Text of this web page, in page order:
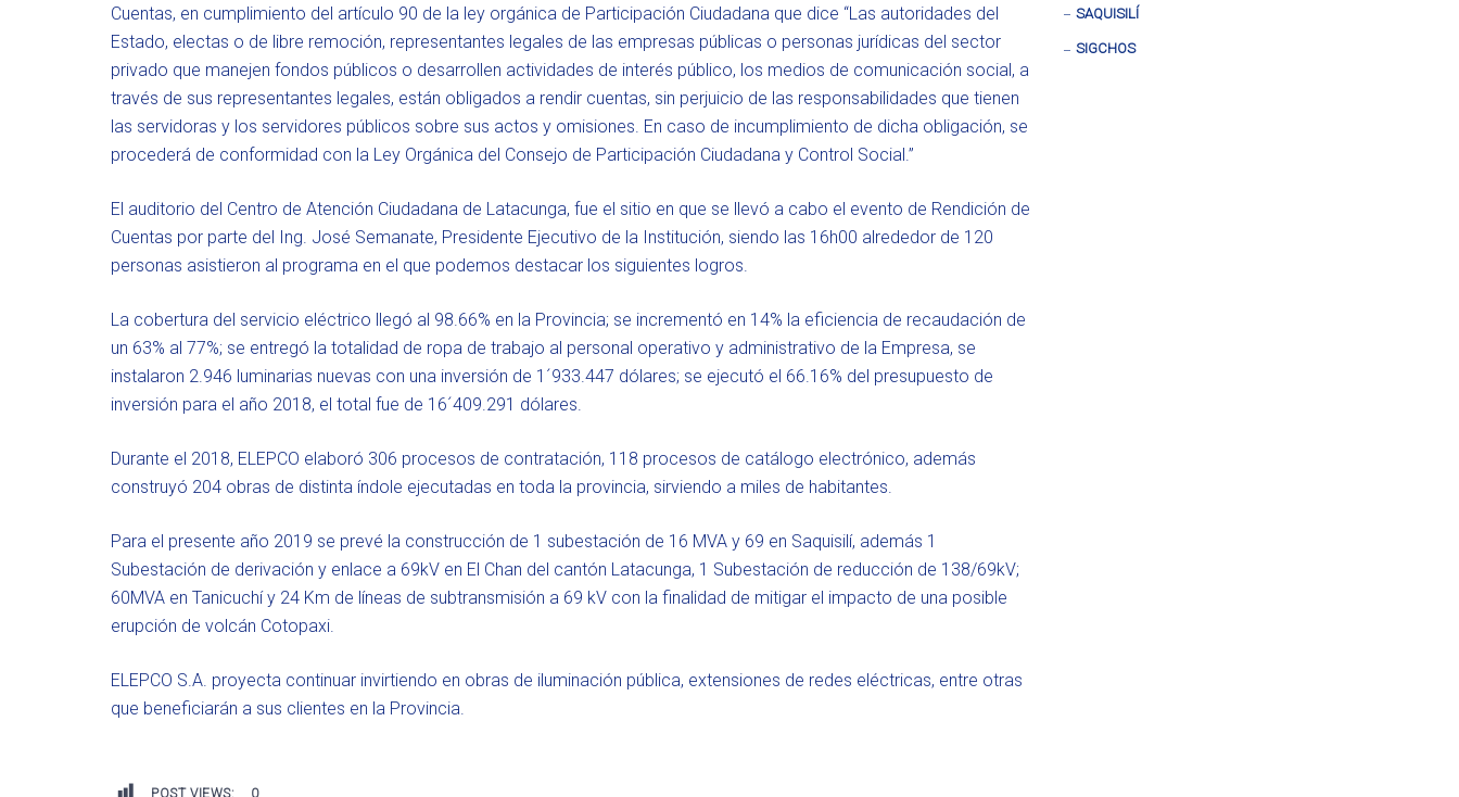
Cuentas, en cumplimiento del artículo 90 de la ley orgánica de Participación Ciudadana que dice “Las autoridades del
Estado, electas o de libre remoción, representantes legales de las empresas públicas o personas jurídicas del sector
privado que manejen fondos públicos o desarrollen actividades de interés público, los medios de comunicación social, a
través de sus representantes legales, están obligados a rendir cuentas, sin perjuicio de las responsabilidades que tienen
las servidoras y los servidores públicos sobre sus actos y omisiones. En caso de incumplimiento de dicha obligación, se
procederá de conformidad con la Ley Orgánica del Consejo de Participación Ciudadana y Control Social.”
El auditorio del Centro de Atención Ciudadana de Latacunga, fue el sitio en que se llevó a cabo el evento de Rendición de
Cuentas por parte del Ing. José Semanate, Presidente Ejecutivo de la Institución, siendo las 16h00 alrededor de 120
personas asistieron al programa en el que podemos destacar los siguientes logros.
La cobertura del servicio eléctrico llegó al 98.66% en la Provincia; se incrementó en 14% la eficiencia de recaudación de
un 63% al 77%; se entregó la totalidad de ropa de trabajo al personal operativo y administrativo de la Empresa, se
instalaron 2.946 luminarias nuevas con una inversión de 1´933.447 dólares; se ejecutó el 66.16% del presupuesto de
inversión para el año 2018, el total fue de 16´409.291 dólares.
Durante el 2018, ELEPCO elaboró 306 procesos de contratación, 118 procesos de catálogo electrónico, además
construyó 204 obras de distinta índole ejecutadas en toda la provincia, sirviendo a miles de habitantes.
Para el presente año 2019 se prevé la construcción de 1 subestación de 16 MVA y 69 en Saquisilí, además 1
Subestación de derivación y enlace a 69kV en El Chan del cantón Latacunga, 1 Subestación de reducción de 138/69kV;
60MVA en Tanicuchí y 24 Km de líneas de subtransmisión a 69 kV con la finalidad de mitigar el impacto de una posible
erupción de volcán Cotopaxi.
ELEPCO S.A. proyecta continuar invirtiendo en obras de iluminación pública, extensiones de redes eléctricas, entre otras
que beneficiarán a sus clientes en la Provincia.
POST VIEWS: 0
SAQUISILÍ
SIGCHOS